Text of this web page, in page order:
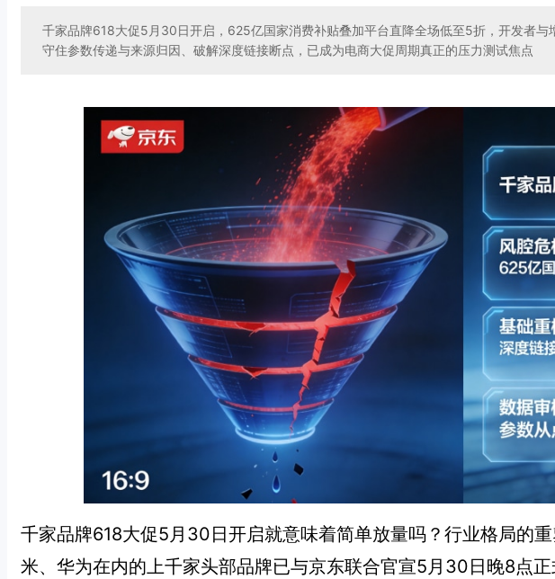
千家品牌618大促5月30日开启，625亿国家消费补贴叠加平台直降全场低至5折，开发者与
守住参数传递与来源归因、破解深度链接断点，已成为电商大促周期真正的压力测试焦点
千家品牌618大促5月30日开启就意味着简单放量吗？行业格局的
米、华为在内的上千家头部品牌已与京东联合官宣5月30日晚8点